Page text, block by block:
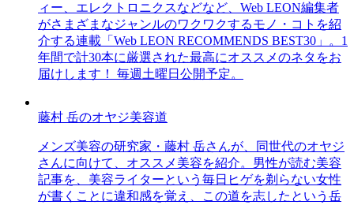
ィー、エレクトロニクスなどなど、Web LEON編集者
がさまざまなジャンルのワクワクするモノ・コトを紹
介する連載「Web LEON RECOMMENDS BEST30」。1
年間で計30本に厳選された最高にオススメのネタをお
届けします！ 毎週土曜日公開予定。
藤村 岳のオヤジ美容道
メンズ美容の研究家・藤村 岳さんが、同世代のオヤジ
さんに向けて、オススメ美容を紹介。男性が読む美容
記事を、美容ライターという毎日ヒゲを剃らない女性
が書くことに違和感を覚え、この道を志したという岳